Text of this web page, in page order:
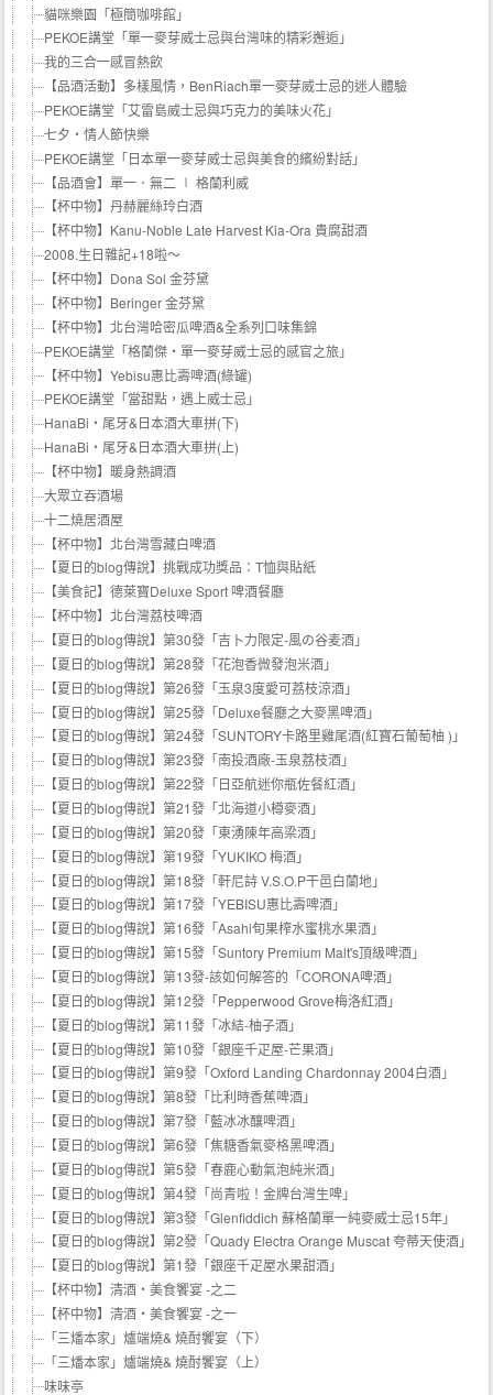
貓咪樂園「極簡咖啡館」
PEKOE講堂「單一麥芽威士忌與台灣味的精彩邂逅」
我的三合一感冒熱飲
【品酒活動】多樣風情，BenRiach單一麥芽威士忌的迷人體驗
PEKOE講堂「艾雷島威士忌與巧克力的美味火花」
七夕‧情人節快樂
PEKOE講堂「日本單一麥芽威士忌與美食的繽紛對話」
【品酒會】單一．無二 ∣ 格蘭利威
【杯中物】丹赫麗絲玲白酒
【杯中物】Kanu-Noble Late Harvest Kia-Ora 貴腐甜酒
2008.生日雜記+18啦～
【杯中物】Dona Sol 金芬黛
【杯中物】Beringer 金芬黛
【杯中物】北台灣哈密瓜啤酒&全系列口味集錦
PEKOE講堂「格蘭傑‧單一麥芽威士忌的感官之旅」
【杯中物】Yebisu惠比壽啤酒(綠罐)
PEKOE講堂「當甜點，遇上威士忌」
HanaBi‧尾牙&日本酒大車拼(下)
HanaBi‧尾牙&日本酒大車拼(上)
【杯中物】暖身熱調酒
大眾立吞酒場
十二燒居酒屋
【杯中物】北台灣雪藏白啤酒
【夏日的blog傳說】挑戰成功獎品：T恤與貼紙
【美食記】德萊寶Deluxe Sport 啤酒餐廳
【杯中物】北台灣荔枝啤酒
【夏日的blog傳說】第30發「吉卜力限定-風の谷麦酒」
【夏日的blog傳說】第28發「花泡香微發泡米酒」
【夏日的blog傳說】第26發「玉泉3度愛可荔枝涼酒」
【夏日的blog傳說】第25發「Deluxe餐廳之大麥黑啤酒」
【夏日的blog傳說】第24發「SUNTORY卡路里雞尾酒(紅寶石葡萄柚 )」
【夏日的blog傳說】第23發「南投酒廠-玉泉荔枝酒」
【夏日的blog傳說】第22發「日亞航迷你瓶佐餐紅酒」
【夏日的blog傳說】第21發「北海道小樽麥酒」
【夏日的blog傳說】第20發「東湧陳年高梁酒」
【夏日的blog傳說】第19發「YUKIKO 梅酒」
【夏日的blog傳說】第18發「軒尼詩 V.S.O.P干邑白蘭地」
【夏日的blog傳說】第17發「YEBISU惠比壽啤酒」
【夏日的blog傳說】第16發「Asahi旬果榨水蜜桃水果酒」
【夏日的blog傳說】第15發「Suntory Premium Malt's頂級啤酒」
【夏日的blog傳說】第13發-該如何解答的「CORONA啤酒」
【夏日的blog傳說】第12發「Pepperwood Grove梅洛紅酒」
【夏日的blog傳說】第11發「冰結-柚子酒」
【夏日的blog傳說】第10發「銀座千疋屋-芒果酒」
【夏日的blog傳說】第9發「Oxford Landing Chardonnay 2004白酒」
【夏日的blog傳說】第8發「比利時香蕉啤酒」
【夏日的blog傳說】第7發「藍冰冰釀啤酒」
【夏日的blog傳說】第6發「焦糖香氣麥格黑啤酒」
【夏日的blog傳說】第5發「春鹿心動氣泡純米酒」
【夏日的blog傳說】第4發「尚青啦！金牌台灣生啤」
【夏日的blog傳說】第3發「Glenfiddich 蘇格蘭單一純麥威士忌15年」
【夏日的blog傳說】第2發「Quady Electra Orange Muscat 夸蒂天使酒」
【夏日的blog傳說】第1發「銀座千疋屋水果甜酒」
【杯中物】清酒‧美食饗宴 -之二
【杯中物】清酒‧美食饗宴 -之一
「三燔本家」爐端燒& 燒酎饗宴（下）
「三燔本家」爐端燒& 燒酎饗宴（上）
味味亭